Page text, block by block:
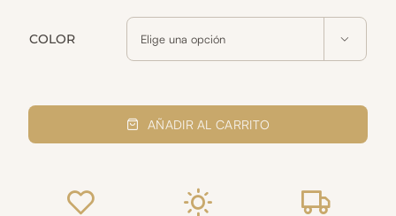
COLOR 
AÑADIR AL CARRITO